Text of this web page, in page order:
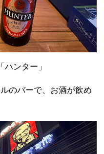
ンター」
のバーで、お酒が飲め